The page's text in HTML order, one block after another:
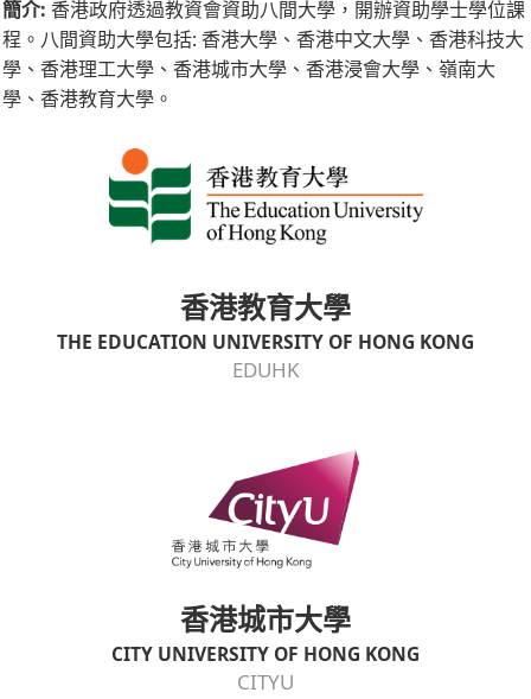
簡介: 香港政府透過教資會資助八間大學，開辦資助學士學位課
程。八間資助大學包括: 香港大學、香港中文大學、香港科技大
學、香港理工大學、香港城市大學、香港浸會大學、嶺南大
學、香港教育大學。
香港教育大學
THE EDUCATION UNIVERSITY OF HONG KONG
EDUHK
香港城市大學
CITY UNIVERSITY OF HONG KONG
CITYU